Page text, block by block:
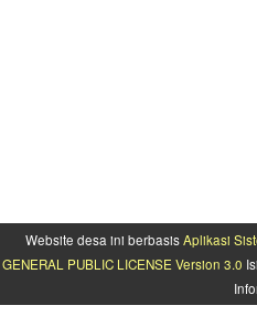
Website desa ini berbasisAplikasi
GENERAL PUBLIC LICENSE Version 3.0